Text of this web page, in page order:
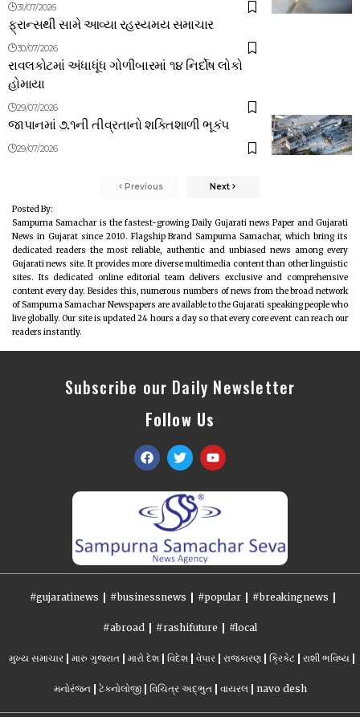
31/07/2026
ફ્રાન્સથી સામે આવ્યા રહસ્યમય સમાચાર
30/07/2026
રાવલકોટમાં અંધાધૂંધ ગોળીબારમાં ૧૪ નિર્દોષ લોકો
હોમાયા
29/07/2026
જાપાનમાં ૭.૧ની તીવ્રતાનો શક્તિશાળી ભૂકંપ
29/07/2026
Previous Next
Posted By:
Sampurna Samachar is the fastest-growing Daily Gujarati news Paper and Gujarati
News in Gujarat since 2010. Flagship Brand Sampurna Samachar, which bring its
dedicated readers the most reliable, authentic and unbiased news among every
Gujarati news site. It provides more diverse multimedia content than other linguistic
sites. Its dedicated online editorial team delivers exclusive and comprehensive
content every day. Besides this, numerous numbers of news from the broad network
of Sampurna Samachar Newspapers are available to the Gujarati speaking people who
live globally. Our site is updated 24 hours a day so that every core event can reach our
readers instantly.
Subscribe our Daily Newsletter
Follow Us
#gujaratinews #businessnews #popular #breakingnews
#abroad #rashifuture #local
મુખ્ય સમાચાર મારુ ગુજરાત મારો દેશ વિદેશ વેપાર રાજકારણ ક્રિકેટ રાશી ભવિષ્ય
મનોરંજન ટેકનોલોજી વિચિત્ર અદ્ભુત વાયરલ navo desh